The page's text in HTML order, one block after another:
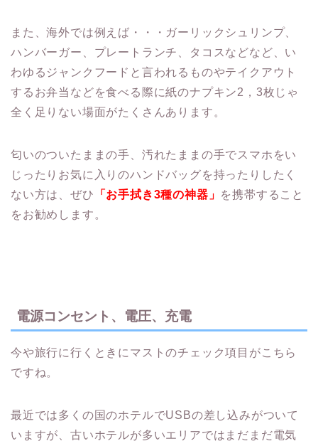
また、海外では例えば・・・ガーリックシュリンプ、
ハンバーガー、プレートランチ、タコスなどなど、い
わゆるジャンクフードと言われるものやテイクアウト
するお弁当などを食べる際に紙のナプキン2，3枚じゃ
全く足りない場面がたくさんあります。
匂いのついたままの手、汚れたままの手でスマホをい
じったりお気に入りのハンドバッグを持ったりしたく
ない方は、ぜひ 「お手拭き3種の神器」 を携帯すること
をお勧めします。
電源コンセント、電圧、充電
今や旅行に行くときにマストのチェック項目がこちら
ですね。
最近では多くの国のホテルでUSBの差し込みがついて
いますが、古いホテルが多いエリアではまだまだ電気